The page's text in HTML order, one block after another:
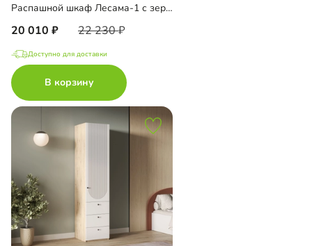
Распашной шкаф Лесама-1 с зеркалом
20 010 22 230
Доступно для доставки
В корзину